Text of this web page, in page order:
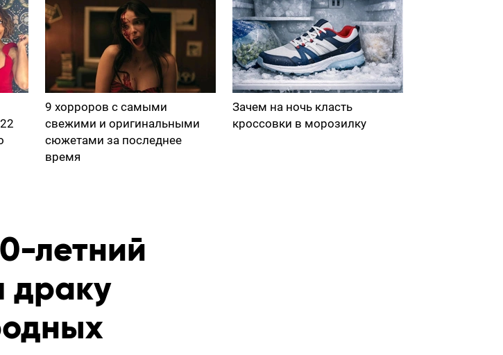
9 хорроров с самыми
свежими и оригинальными
сюжетами за последнее
время
Зачем на ночь класть
кроссовки в морозилку
летний
драку